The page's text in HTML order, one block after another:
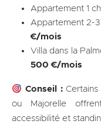
Appartement 1
Appartement 2-
€/mois
Villa dans la
500 €/mois
Conseil :Certains
ou Majorelle
accessibilité et